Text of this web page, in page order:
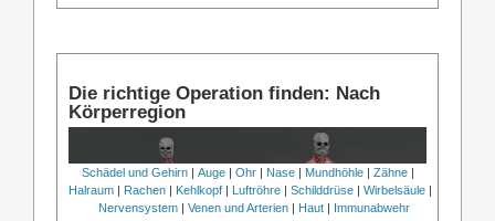
Die richtige Operation finden: Nach
Körperregion
Schädel und Gehirn| Auge| Ohr| Nase| Mundhöhle| Zähne|
Halraum
Rachen Kehlkopf Luftröhre Schilddrüse Wirbelsäule
Nervensystem
Venen und Arterien Haut Immunabwehr